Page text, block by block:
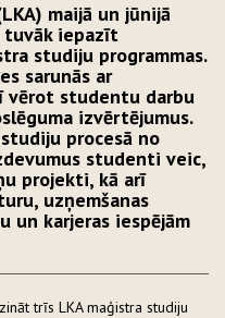
maijā un jūnijā
tuvāk iepazīt
studiju programmas.
sarunās ar
vērot studentu darbu
izvērtējumus.
procesā no
studenti veic,
projekti, kā arī
uzņemšanas
un karjeras iespējām
trīs LKA maģistra studiju